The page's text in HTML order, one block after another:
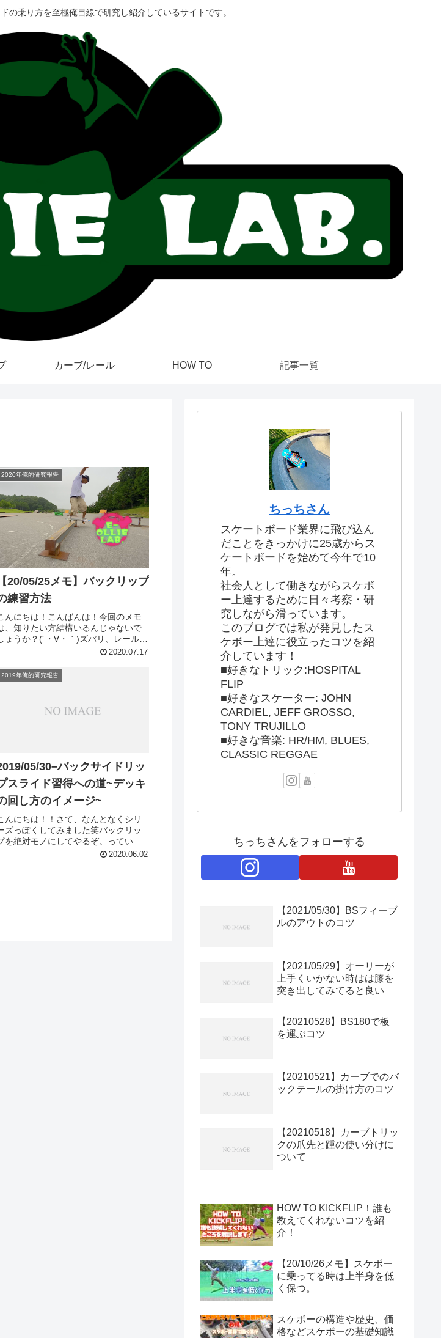
の乗り方を至極俺目線で研究し紹介しているサイトです。
カーブ/レール HOW TO 記事一覧
2020年俺的研究報告
【20/05/25メモ】バックリップ
練習方法
んにちは！こんばんは！今回のメモ
、知りたい方結構いるんじゃないで
ょうか？(´・∀・｀)ズバリ、レールの
バックサイドリップスライドの練習方
ックリップは、レールを跨いで向こ
側にテールを運んで...
2020.07.17
2019年俺的研究報告
05/30–バックサイドリッ
スライド習得への道~デッキ
回し方のイメージ~
んにちは！！さて、なんとなくシリ
ズっぽくしてみました笑バックリッ
を絶対モノにしてやるぞ。っていう
意気込みを形にしてみました(´・∀・｀)
2020.06.02
ちっちさん
スケートボード業界に飛び込ん
だことをきっかけに25歳からス
ケートボードを始めて今年で10
年。
社会人として働きながらスケボ
ー上達するために日々考察・研
究しながら滑っています。
このブログでは私が発見したス
ケボー上達に役立ったコツを紹
介しています！
■好きなトリック:HOSPITAL
FLIP
■好きなスケーター: JOHN
CARDIEL, JEFF GROSSO,
TONY TRUJILLO
■好きな音楽: HR/HM, BLUES,
CLASSIC REGGAE
ちっちさんをフォローする
【2021/05/30】BSフィーブ
ルのアウトのコツ
【2021/05/29】オーリーが
上手くいかない時はは膝を
突き出してみてると良い
【20210528】BS180で板
を運ぶコツ
【20210521】カーブでのバ
ックテールの掛け方のコツ
【20210518】カーブトリッ
クの爪先と踵の使い分けに
ついて
HOW TO KICKFLIP！誰も
教えてくれないコツを紹
介！
【20/10/26メモ】スケボー
に乗ってる時は上半身を低
く保つ。
スケボーの構造や歴史、価
格などスケボーの基礎知識